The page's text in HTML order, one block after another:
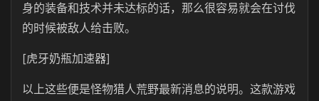
身的装备和技术并未达标的话，那么很容易就会在讨伐
的时候被敌人给击败。
[虎牙奶瓶加速器]
以上这些便是怪物猎人荒野最新消息的说明。这款游戏